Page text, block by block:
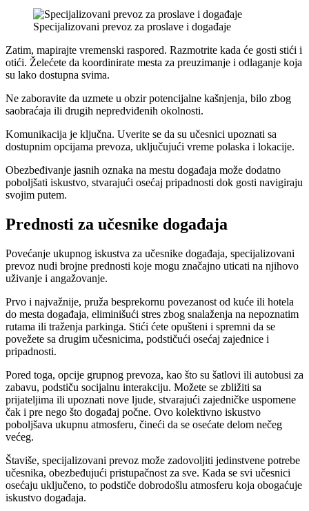
Specijalizovani prevoz za proslave i događaje
Zatim, mapirajte vremenski raspored. Razmotrite kada će gosti stići i
otići. Želećete da koordinirate mesta za preuzimanje i odlaganje koja
su lako dostupna svima.
Ne zaboravite da uzmete u obzir potencijalne kašnjenja, bilo zbog
saobraćaja ili drugih nepredviđenih okolnosti.
Komunikacija je ključna. Uverite se da su učesnici upoznati sa
dostupnim opcijama prevoza, uključujući vreme polaska i lokacije.
Obezbeđivanje jasnih oznaka na mestu događaja može dodatno
poboljšati iskustvo, stvarajući osećaj pripadnosti dok gosti navigiraju
svojim putem.
Prednosti za učesnike događaja
Povećanje ukupnog iskustva za učesnike događaja, specijalizovani
prevoz nudi brojne prednosti koje mogu značajno uticati na njihovo
uživanje i angažovanje.
Prvo i najvažnije, pruža besprekornu povezanost od kuće ili hotela
do mesta događaja, eliminišući stres zbog snalaženja na nepoznatim
rutama ili traženja parkinga. Stići ćete opušteni i spremni da se
povežete sa drugim učesnicima, podstičući osećaj zajednice i
pripadnosti.
Pored toga, opcije grupnog prevoza, kao što su šatlovi ili autobusi za
zabavu, podstiču socijalnu interakciju. Možete se zbližiti sa
prijateljima ili upoznati nove ljude, stvarajući zajedničke uspomene
čak i pre nego što događaj počne. Ovo kolektivno iskustvo
poboljšava ukupnu atmosferu, čineći da se osećate delom nečeg
većeg.
Štaviše, specijalizovani prevoz može zadovoljiti jedinstvene potrebe
učesnika, obezbeđujući pristupačnost za sve. Kada se svi učesnici
osećaju uključeno, to podstiče dobrodošlu atmosferu koja obogaćuje
iskustvo događaja.